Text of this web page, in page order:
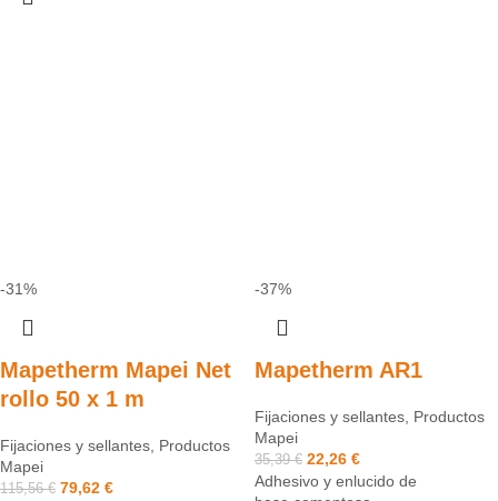
-31%
Mapetherm Mapei Net
rollo 50 x 1 m
Fijaciones y sellantes Productos
Mapei
115,56€ 79,62 €
-37%
Mapetherm AR1
Fijaciones y sellantes Productos
Mapei
35,39€ 22,26 €
Adhesivo y enlucido de